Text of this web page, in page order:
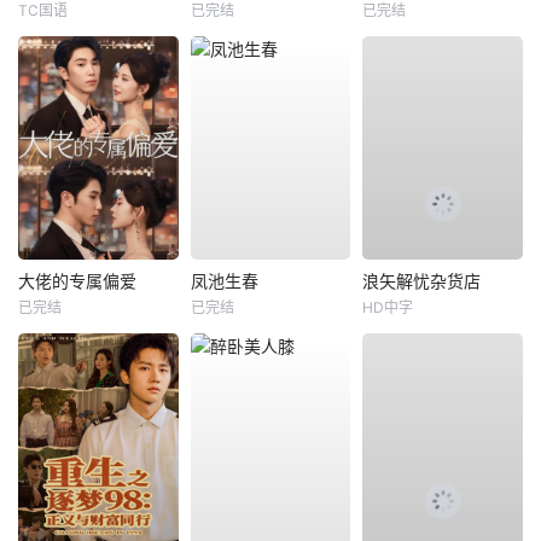
TC国语 已完结 已完结
大佬的专属偏爱
已完结
凤池生春
已完结
浪矢解忧杂货店
HD中字